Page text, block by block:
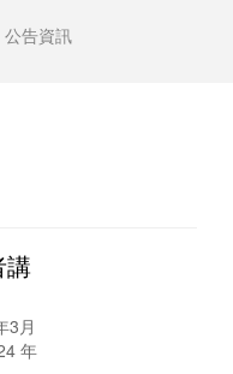
公告資訊
講
3月
年